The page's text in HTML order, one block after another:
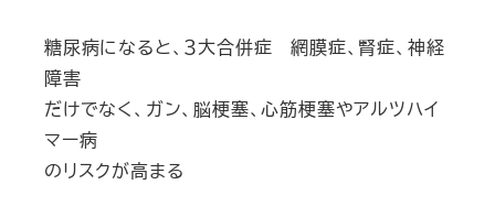
糖尿病になると、３大合併症 網膜症、腎症、神経
障害
だけでなく、ガン、脳梗塞、心筋梗塞やアルツハイ
マー病
のリスクが高まる